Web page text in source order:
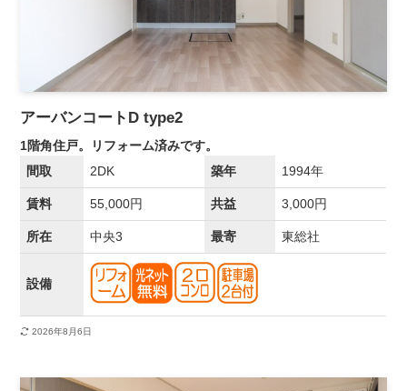
アーバンコートD type2
1階角住戸。リフォーム済みです。
間取
2DK 築年 1994年
賃料 55,000円 共益 3,000円
所在 中央3 最寄 東総社
設備
2026年8月6日